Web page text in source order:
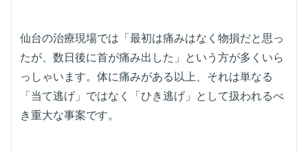
仙台の治療現場では「最初は痛みはなく物損だと思っ
たが、数日後に首が痛み出した」という方が多くいら
っしゃいます。体に痛みがある以上、それは単なる
「当て逃げ」ではなく「ひき逃げ」として扱われるべ
き重大な事案です。